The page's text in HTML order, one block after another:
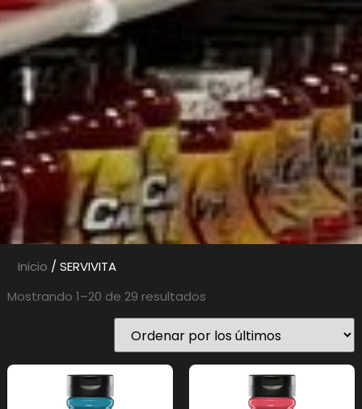
Inicio / SERVIVITA
Mostrando 1–20 de 29 resultados